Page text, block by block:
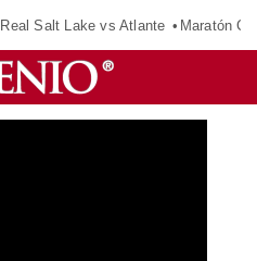
Real Salt Lake vs Atlante Maratón